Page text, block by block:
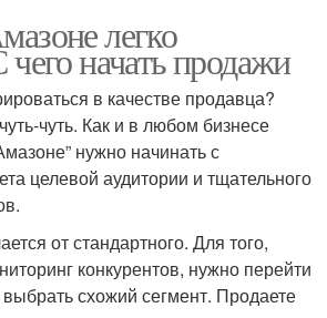
легко
чего начать продажи
в качестве продавца?
чуть. Как и в любом бизнесе
нужно начинать с
целевой аудитории и тщательного
от стандартного. Для того,
конкурентов, нужно перейти
схожий сегмент. Продаете